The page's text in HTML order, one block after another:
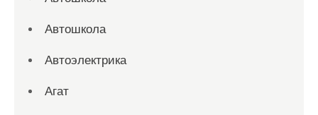
Автошкола
Автоэлектрика
Агат